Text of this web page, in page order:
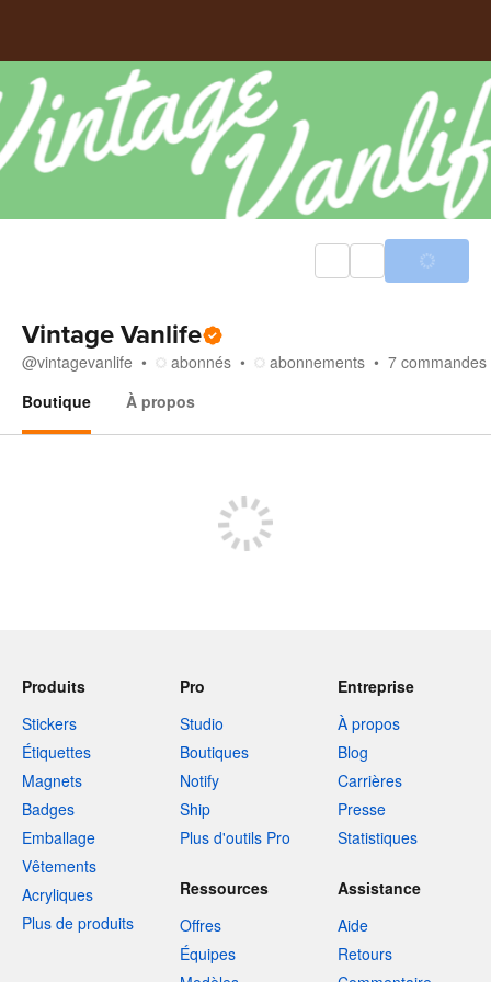
Vintage Vanlife
@vintagevanlife abonnés abonnements 7 commandes
Boutique
À propos
Produits
Stickers
Étiquettes
Magnets
Badges
Emballage
Vêtements
Acryliques
Plus de produits
Pro
Studio
Boutiques
Notify
Ship
Plus d'outils Pro
Entreprise
À propos
Blog
Carrières
Presse
Statistiques
Ressources
Offres
Équipes
Assistance
Aide
Retours